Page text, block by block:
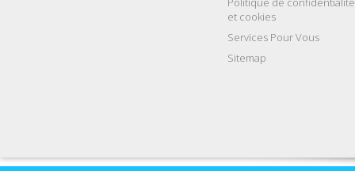
et cookies
Services Pour Vous
Sitemap